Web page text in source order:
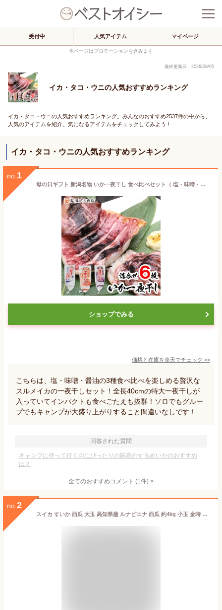
受付中 人気アイテム マイページ
本ページはプロモーションを含みます
最終更新日：2026/08/05
イカ・タコ・ウニの人気おすすめランキング
イカ・タコ・ウニの人気おすすめランキング。みんなのおすすめ2537件の中から、
人気のアイテムを紹介。気になるアイテムをチェックしてみよう！
イカ・タコ・ウニの人気おすすめランキング
no. 1
母の日ギフト 新潟名物 いか一夜干し 食べ比べセット（ 塩・味噌・醤油）合計6枚 自宅用 つまみ 冷凍 国産いか使用 天日塩 グルメ 海鮮 キャンプ食材 キャンプ飯 するめ スルメイカ 烏賊 干物 天麩羅 天ぷら 特大 大きめ 酒の肴 40代 50代 60代 70代 80代 御歳暮 プレゼント
ショップでみる
価格と在庫を楽天でチェック >>
こちらは、塩・味噌・醤油の3種食べ比べを楽しめる贅沢な
スルメイカの一夜干しセット！全長40cmの特大一夜干しが
入っていてインパクトも食べごたえも抜群！ソロでもグルー
プでもキャンプが大盛り上がりすること間違いなしです！
回答された質問
キャンプに持って行くのにぴったりの国産のするめいかのおすすめ
は？
全てのおすすめコメント (1件) >
no. 2
スイカ すいか 西瓜 大玉 高知県産 ルナピエナ 西瓜 約4kg 小玉 金時 送料無料 ギフト すいか スイカ 母の日 予約 5月中旬頃から